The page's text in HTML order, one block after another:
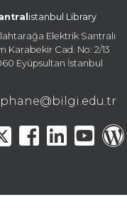
istanbul Library
Elektrik Santralı
Karabekir Cad. No: 2/13
Eyüpsultan İstanbul